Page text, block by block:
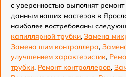
с уверенностью выполнят
данным наших мастеров в
наиболее востребованы
капиллярной трубки, Замена
Замена шим контроллера,
улучшением характеристик,
трубки, Ремонт контроллеров,